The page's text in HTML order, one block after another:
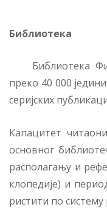
Би­бли­о­те­ка
Би­бли­о­те­ка
пре­ко 40 000
се­риј­ских
Ка­па­ци­тет
основ­ног
рас­по­ла­га­њу и
кло­пе­ди­је) и
ри­сти­ти по